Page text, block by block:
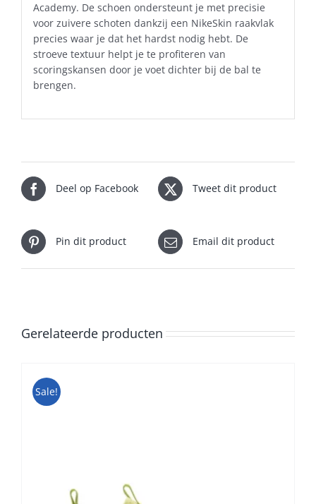
Academy. De schoen ondersteunt je met precisie
voor zuivere schoten dankzij een NikeSkin raakvlak
precies waar je dat het hardst nodig hebt. De
stroeve textuur helpt je te profiteren van
scoringskansen door je voet dichter bij de bal te
brengen.
Deel op Facebook Tweet dit product
Pin dit product Email dit product
Gerelateerde producten
Sale!